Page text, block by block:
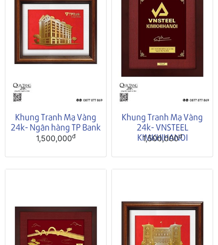
Khung Tranh Mạ Vàng
24k- Ngân hàng TP Bank
1,500,000đ
Khung Tranh Mạ Vàng
24k- VNSTEEL
KIMKHIHANOI
1,500,000đ